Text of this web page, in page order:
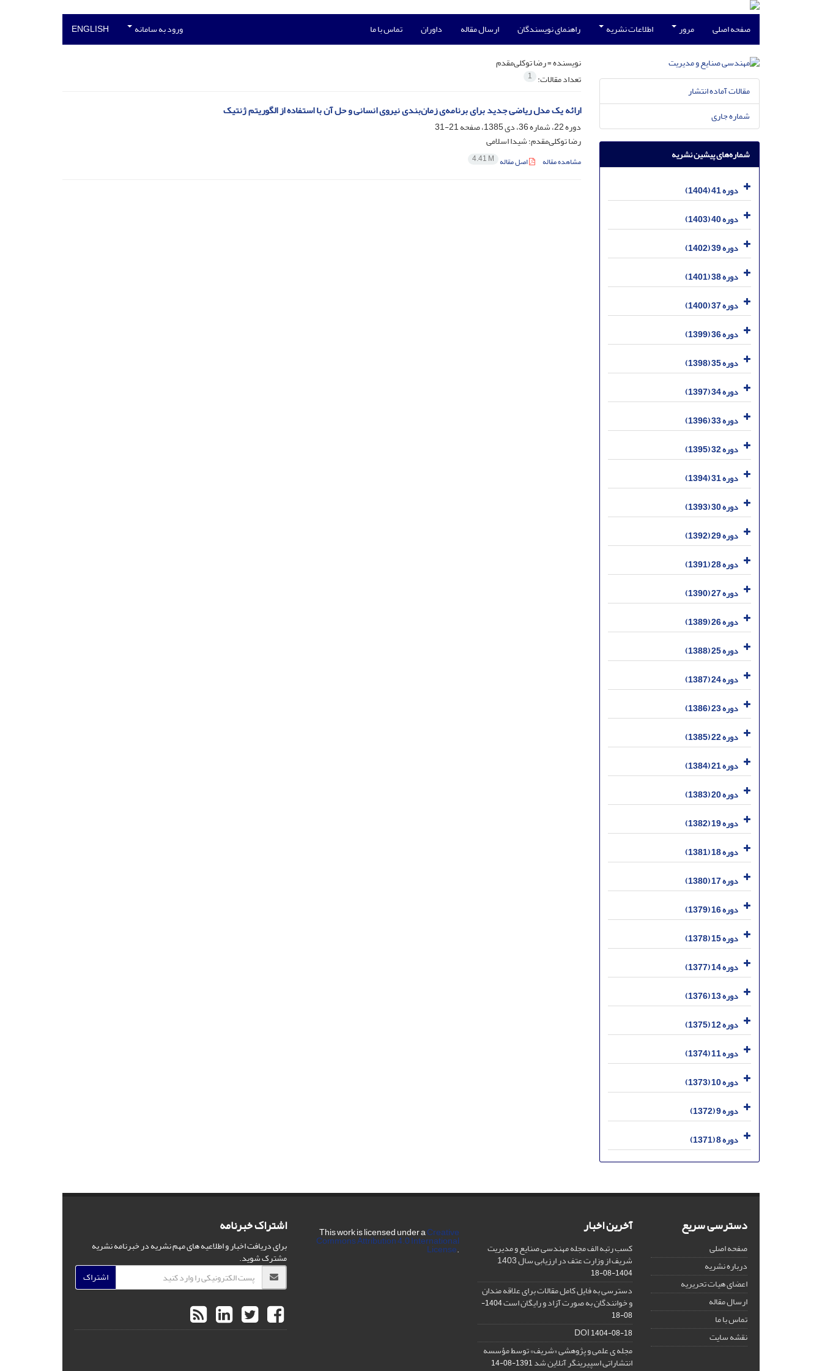
صفحه اصلی مرور اطلاعات نشریه راهنمای نویسندگان ارسال مقاله داوران تماس با ما ورود به سامانه ENGLISH
نویسنده =رضا توکلی‌مقدم
تعداد مقالات: 1
ارائه یک مدل ریاضی جدید برای برنامه‌ی زمان‌بندی نیروی انسانی و حل آن با استفاده از الگوریتم ژنتیک
دوره 22، شماره 36، دی 1385، صفحه
21-31
رضا توکلی‌مقدم؛ شیدا اسلامی
مشاهده مقاله اصل مقاله 4.41 M
مقالات آماده انتشار
شماره جاری
شماره‌های پیشین نشریه
دوره 41 (1404)
دوره 40 (1403)
دوره 39 (1402)
دوره 38 (1401)
دوره 37 (1400)
دوره 36 (1399)
دوره 35 (1398)
دوره 34 (1397)
دوره 33 (1396)
دوره 32 (1395)
دوره 31 (1394)
دوره 30 (1393)
دوره 29 (1392)
دوره 28 (1391)
دوره 27 (1390)
دوره 26 (1389)
دوره 25 (1388)
دوره 24 (1387)
دوره 23 (1386)
دوره 22 (1385)
دوره 21 (1384)
دوره 20 (1383)
دوره 19 (1382)
دوره 18 (1381)
دوره 17 (1380)
دوره 16 (1379)
دوره 15 (1378)
دوره 14 (1377)
دوره 13 (1376)
دوره 12 (1375)
دوره 11 (1374)
دوره 10 (1373)
دوره 9 (1372)
دوره 8 (1371)
دسترسی سریع
صفحه اصلی
درباره نشریه
اعضای هیات تحریریه
ارسال مقاله
تماس با ما
نقشه سایت
آخرین اخبار
کسب رتبه الف مجله مهندسی صنایع و مدیریت
شریف از وزارت عتف در ارزیابی سال 1403
1404-08-18
دسترسی به فایل کامل مقالات برای علاقه مندان
و خوانندگان به صورت آزاد و رایگان است
1404-
08-18
DOI1404-08-18
مجله ی علمی و پژوهشی «شریف» توسط مؤسسه
انتشاراتی اسپیرینگر آنلاین شد1391-08-14
This work is licensed under aCreative
Commons Attribution 4.0 International
License.
اشتراک خبرنامه
برای دریافت اخبار و اطلاعیه های مهم نشریه در خبرنامه نشریه
مشترک شوید.
اشتراک